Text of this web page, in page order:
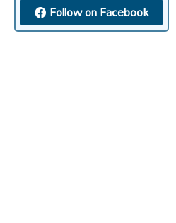
Follow on Facebook